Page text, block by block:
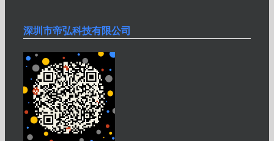
深圳市帝弘科技有限公司